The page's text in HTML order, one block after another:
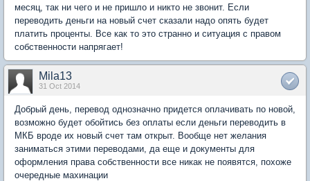
месяц, так ни чего и не пришло и никто не звонит. Если
переводить деньги на новый счет сказали надо опять будет
платить проценты. Все как то это странно и ситуация с правом
собственности напрягает!
Mila13
31 Oct 2014
Добрый день, перевод однозначно придется оплачивать по новой,
возможно будет обойтись без оплаты если деньги переводить в
МКБ вроде их новый счет там открыт. Вообще нет желания
заниматься этими переводами, да еще и документы для
оформления права собственности все никак не появятся, похоже
очередные махинации